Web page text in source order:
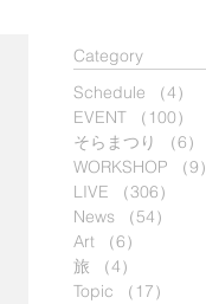
​Category
Schedule
（4）
EVENT
（100）
そらまつり
（6）
WORKSHOP
（9）
LIVE
（306）
News
（54）
Art
（6）
旅
（4）
Topic
（17）